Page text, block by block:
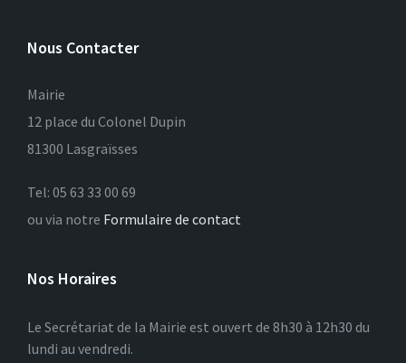
Nous Contacter
Mairie
12 place du Colonel Dupin
81300 Lasgraïsses
Tel: 05 63 33 00 69
ou via notre Formulaire de contact
Nos Horaires
Le Secrétariat de la Mairie est ouvert de 8h30 à 12h30 du
lundi au vendredi.